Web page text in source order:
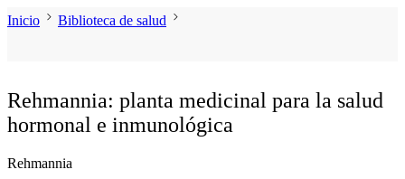
Inicio Biblioteca de salud
Rehmannia: planta medicinal para la salud
hormonal e inmunológica
Rehmannia